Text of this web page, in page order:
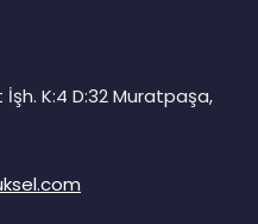
K:4 D:32 Muratpaşa,